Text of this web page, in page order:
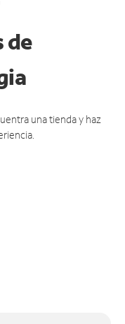
de
una tienda y haz